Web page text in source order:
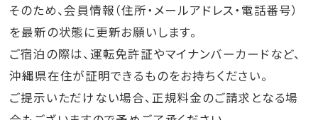
そのため、会員情報（住所・メールアドレス・電話番号）
を最新の状態に更新お願いします。
ご宿泊の際は、運転免許証やマイナンバーカードなど、
沖縄県在住が証明できるものをお持ちください。
ご提示いただけない場合、正規料金のご請求となる場